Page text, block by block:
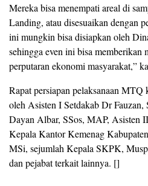
Mereka bisa menempati areal di
Landing, atau disesuaikan dengan
ini mungkin bisa disiapkan oleh
sehingga even ini bisa
perputaran ekonomi masyarakat,”
Rapat persiapan pelaksanaan
oleh Asisten I Setdakab Dr
Dayan Albar, SSos, MAP, Asisten
Kepala Kantor Kemenag
MSi, sejumlah Kepala SKPK,
dan pejabat terkait lainnya. []